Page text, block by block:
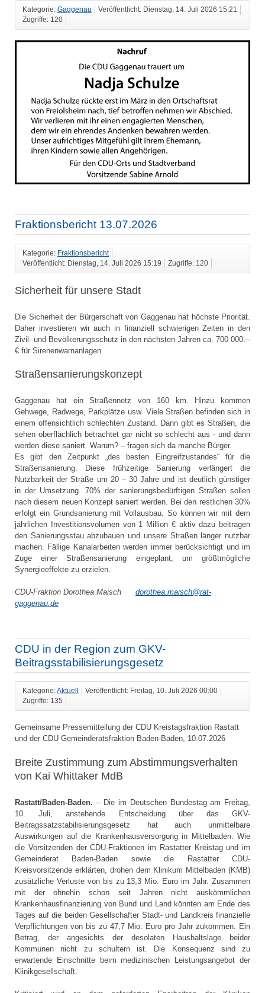
Kategorie: Gaggenau
Veröffentlicht: Dienstag, 14. Juli 2026 15:21
Zugriffe: 120
Fraktionsbericht 13.07.2026
Kategorie: Fraktionsbericht
Veröffentlicht: Dienstag, 14. Juli 2026 15:19
Zugriffe: 120
Sicherheit für unsere Stadt
Die Sicherheit der Bürgerschaft von Gaggenau hat höchste Priorität.
Daher investieren wir auch in finanziell schwierigen Zeiten in den
Zivil- und Bevölkerungsschutz in den nächsten Jahren ca. 700 000.--
€ für Sirenenwarnanlagen.
Straßensanierungskonzept
Gaggenau hat ein Straßennetz von 160 km. Hinzu kommen
Gehwege, Radwege, Parkplätze usw. Viele Straßen befinden sich in
einem offensichtlich schlechten Zustand. Dann gibt es Straßen, die
sehen oberflächlich betrachtet gar nicht so schlecht aus - und dann
werden diese saniert. Warum? – fragen sich da manche Bürger.
Es gibt den Zeitpunkt „des besten Eingreifzustandes“ für die
Straßensanierung. Diese frühzeitige Sanierung verlängert die
Nutzbarkeit der Straße um 20 – 30 Jahre und ist deutlich günstiger
in der Umsetzung. 70% der sanierungsbedürftigen Straßen sollen
nach diesem neuen Konzept saniert werden. Bei den restlichen 30%
erfolgt ein Grundsanierung mit Vollausbau. So können wir mit dem
jährlichen Investitionsvolumen von 1 Million € aktiv dazu beitragen
den Sanierungsstau abzubauen und unsere Straßen länger nutzbar
machen. Fällige Kanalarbeiten werden immer berücksichtigt und im
Zuge einer Straßensanierung eingeplant, um größtmögliche
Synergieeffekte zu erzielen.
CDU-Fraktion Dorothea Maisch dorothea.maisch@rat-
gaggenau.de
CDU in der Region zum GKV-
Beitragsstabilisierungsgesetz
Kategorie:Aktuell
Veröffentlicht: Freitag, 10. Juli 2026 00:00
Zugriffe: 135
Gemeinsame Pressemitteilung der CDU Kreistagsfraktion Rastatt
und der CDU Gemeinderatsfraktion Baden-Baden, 10.07.2026
Breite Zustimmung zum Abstimmungsverhalten
von Kai Whittaker MdB
Rastatt/Baden-Baden. – Die im Deutschen Bundestag am Freitag,
10. Juli, anstehende Entscheidung über das GKV-
Beitragssatzstabilisierungsgesetz hat auch unmittelbare
Auswirkungen auf die Kranken­haus­versorgung in Mittelbaden. Wie
die Vorsitzenden der CDU-Fraktionen im Rastatter Kreistag und im
Gemeinderat Baden-Baden sowie die Rastatter CDU-
Kreisvorsitzende erklärten, drohen dem Klinikum Mittelbaden (KMB)
zu­sätz­liche Verluste von bis zu 13,3 Mio. Euro im Jahr. Zusammen
mit der ohnehin schon seit Jahren nicht auskömmlichen
Krankenhausfinanzierung von Bund und Land könnten am Ende des
Tages auf die beiden Gesellschafter Stadt- und Landkreis finanzielle
Verpflichtungen von bis zu 47,7 Mio. Euro pro Jahr zukommen. Ein
Betrag, der angesichts der desolaten Haus­halts­lage beider
Kommunen nicht zu schultern ist. Die Konsequenz sind zu
erwartende Einschnitte beim medizinischen Leistungsangebot der
Klinikgesellschaft.